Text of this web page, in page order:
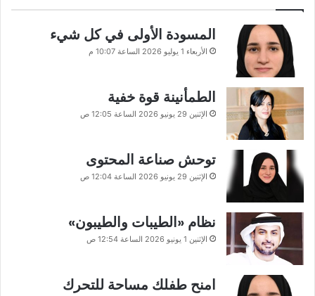
المسودة الأولى في كل شيء
الأربعاء 1 يوليو 2026 الساعة 10:07 م
الطمأنينة قوة خفية
الإثنين 29 يونيو 2026 الساعة 12:05 ص
توحش صناعة المحتوى
الإثنين 29 يونيو 2026 الساعة 12:04 ص
نظام «الطيبات والطيبون»
الإثنين 1 يونيو 2026 الساعة 12:54 ص
امنح طفلك مساحة للتحرك